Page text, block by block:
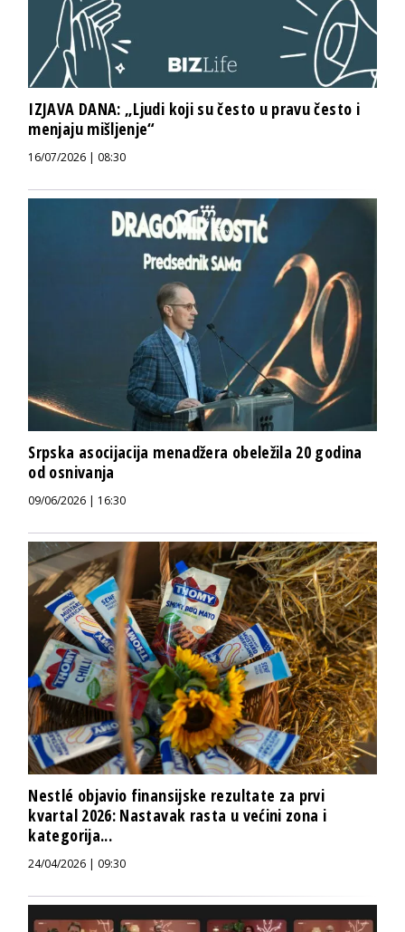
IZJAVA DANA: „Ljudi koji su često u pravu često i
menjaju mišljenje“
16/07/2026 | 08:30
Srpska asocijacija menadžera obeležila 20 godina
od osnivanja
09/06/2026 | 16:30
Nestlé objavio finansijske rezultate za prvi
kvartal 2026: Nastavak rasta u većini zona i
kategorija...
24/04/2026 | 09:30